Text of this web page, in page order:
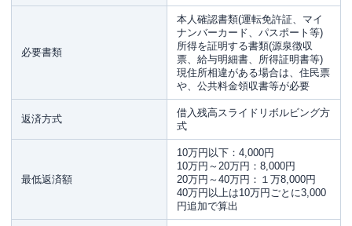
必要書類
本人確認書類(運転免許証、マイ
ナンバーカード、パスポート等)
所得を証明する書類(源泉徴収
票、給与明細書、所得証明書等)
現住所相違がある場合は、住民票
や、公共料金領収書等が必要
返済方式
借入残高スライドリボルビング方
式
最低返済額
10万円以下：4,000円
10万円～20万円：8,000円
20万円～40万円：１万8,000円
40万円以上は10万円ごとに3,000
円追加で算出